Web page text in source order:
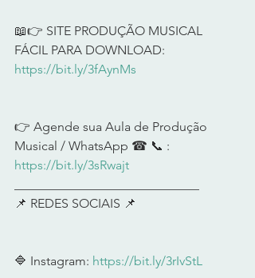
📖👉 SITE PRODUÇÃO MUSICAL
FÁCIL PARA DOWNLOAD:
https://bit.ly/3fAynMs
👉 Agende sua Aula de Produção
Musical / WhatsApp ☎ 📞 :
https://bit.ly/3sRwajt
📌 REDES SOCIAIS 📌
🔷 Instagram: https://bit.ly/3rIvStL